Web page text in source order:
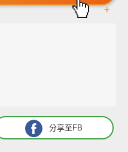
分享至FB